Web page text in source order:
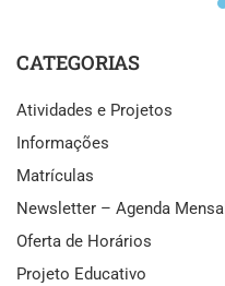
CATEGORIAS
Atividades e Projetos
Informações
Matrículas
Newsletter – Agenda Mensal
Oferta de Horários
Projeto Educativo